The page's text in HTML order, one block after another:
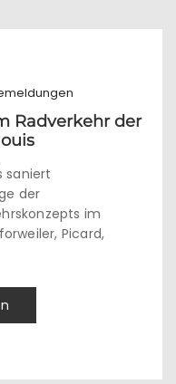
Radverkehr der
saniert
der
im
Picard,